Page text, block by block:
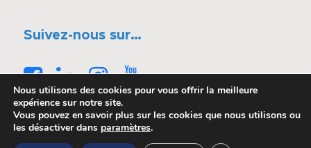
Suivez-nous sur…
© Copyright - Winimmo enchères
Nous utilisons des cookies pour vous offrir la meilleure
expérience sur notre site.
Vous pouvez en savoir plus sur les cookies que nous utilisons ou
les désactiver dans paramètres.